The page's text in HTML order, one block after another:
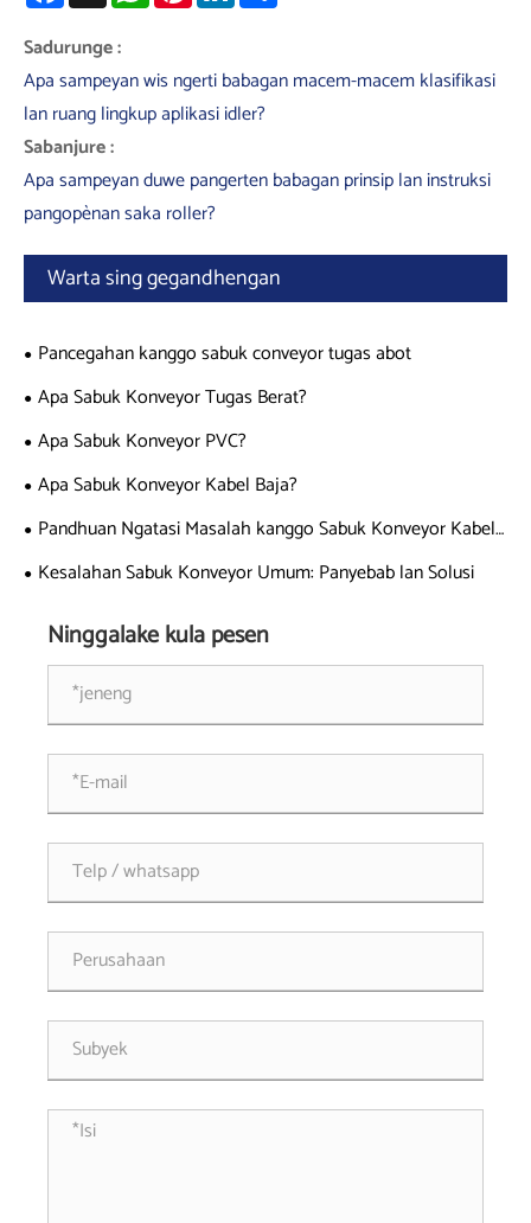
Sadurunge :
Apa sampeyan wis ngerti babagan macem-macem klasifikasi
lan ruang lingkup aplikasi idler?
Sabanjure :
Apa sampeyan duwe pangerten babagan prinsip lan instruksi
pangopènan saka roller?
Warta sing gegandhengan
Pancegahan kanggo sabuk conveyor tugas abot
Apa Sabuk Konveyor Tugas Berat?
Apa Sabuk Konveyor PVC?
Apa Sabuk Konveyor Kabel Baja?
Pandhuan Ngatasi Masalah kanggo Sabuk Konveyor Kabel
Baja
Kesalahan Sabuk Konveyor Umum: Panyebab lan Solusi
Ninggalake kula pesen